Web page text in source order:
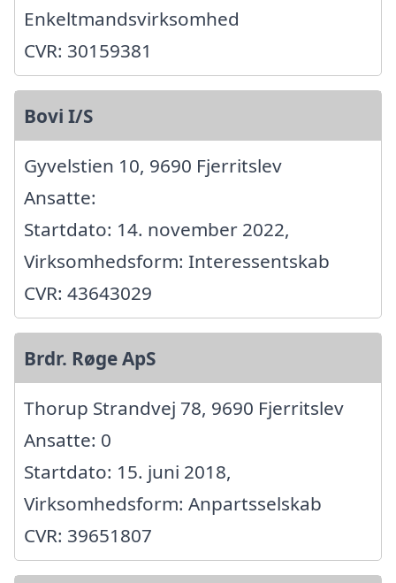
Enkeltmandsvirksomhed
CVR: 30159381
Bovi I/S
Gyvelstien 10, 9690 Fjerritslev
Ansatte:
Startdato: 14. november 2022,
Virksomhedsform: Interessentskab
CVR: 43643029
Brdr. Røge ApS
Thorup Strandvej 78, 9690 Fjerritslev
Ansatte: 0
Startdato: 15. juni 2018,
Virksomhedsform: Anpartsselskab
CVR: 39651807